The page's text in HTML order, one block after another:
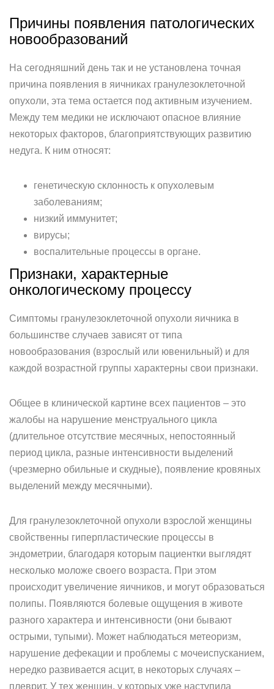
Причины появления патологических
новообразований
На сегодняшний день так и не установлена точная
причина появления в яичниках гранулезоклеточной
опухоли, эта тема остается под активным изучением.
Между тем медики не исключают опасное влияние
некоторых факторов, благоприятствующих развитию
недуга. К ним относят:
генетическую склонность к опухолевым
заболеваниям;
низкий иммунитет;
вирусы;
воспалительные процессы в органе.
Признаки, характерные
онкологическому процессу
Симптомы гранулезоклеточной опухоли яичника в
большинстве случаев зависят от типа
новообразования (взрослый или ювенильный) и для
каждой возрастной группы характерны свои признаки.
Общее в клинической картине всех пациентов – это
жалобы на нарушение менструального цикла
(длительное отсутствие месячных, непостоянный
период цикла, разные интенсивности выделений
(чрезмерно обильные и скудные), появление кровяных
выделений между месячными).
Для гранулезоклеточной опухоли взрослой женщины
свойственны гиперпластические процессы в
эндометрии, благодаря которым пациентки выглядят
несколько моложе своего возраста. При этом
происходит увеличение яичников, и могут образоваться
полипы. Появляются болевые ощущения в животе
разного характера и интенсивности (они бывают
острыми, тупыми). Может наблюдаться метеоризм,
нарушение дефекации и проблемы с мочеиспусканием,
нередко развивается асцит, в некоторых случаях –
плеврит. У тех женщин, у которых уже наступила